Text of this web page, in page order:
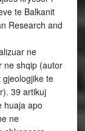
te Balkanit
Research and
ne
ne shqip (autor
te
39 artikuj
huaja apo
ne